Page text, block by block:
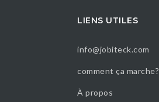
LIENS UTILES
info@jobiteck.com
comment ça marche?
À propos